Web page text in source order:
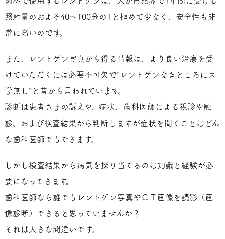
照射量のおよそ40～100分の1と極めて少なく、安全性も非
常に高いのです。
また、レントゲン写真から得る情報は、より良い治療を受
けていただくには必要不可欠で“レントゲンなきところに医
学無し”と昔から言われています。
診断は患者さまの訴えや、症状、歯科医師による視診や触
診、および検査結果から判断しますが症状を聞くことはどん
な歯科医師でもできます。
しかし検査結果から病気を探り当てるのは知識と経験が必
要になってきます。
歯科医師なら誰でもレントゲン写真やＣＴ画像を読影（画
像診断）できると思っていませんか？
それは大きな間違いです。